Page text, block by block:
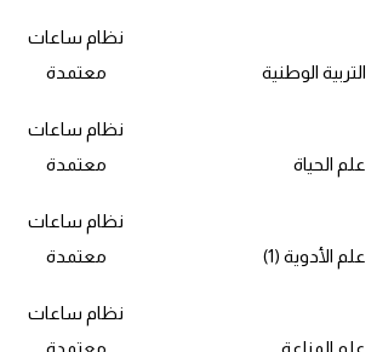
التربية الوطنية
نظام ساعات
معتمدة
علم الحياة
نظام ساعات
معتمدة
علم الأدوية (1)
نظام ساعات
معتمدة
نظام ساعات